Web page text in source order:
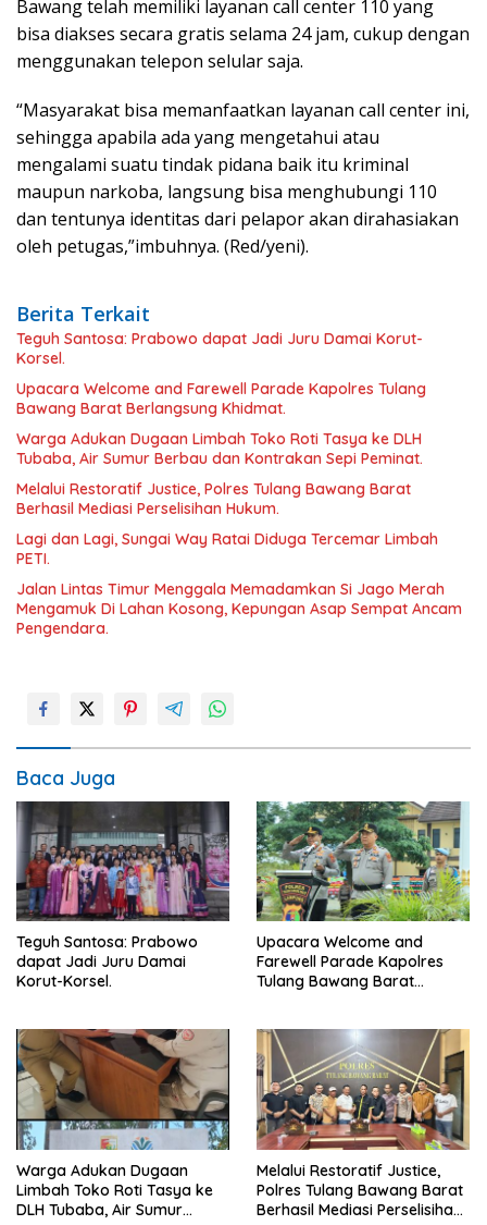
Bawang telah memiliki layanan call center 110 yang
bisa diakses secara gratis selama 24 jam, cukup dengan
menggunakan telepon selular saja.
“Masyarakat bisa memanfaatkan layanan call center ini,
sehingga apabila ada yang mengetahui atau
mengalami suatu tindak pidana baik itu kriminal
maupun narkoba, langsung bisa menghubungi 110
dan tentunya identitas dari pelapor akan dirahasiakan
oleh petugas,”imbuhnya. (Red/yeni).
Berita Terkait
Teguh Santosa: Prabowo dapat Jadi Juru Damai Korut-
Korsel.
Upacara Welcome and Farewell Parade Kapolres Tulang
Bawang Barat Berlangsung Khidmat.
Warga Adukan Dugaan Limbah Toko Roti Tasya ke DLH
Tubaba, Air Sumur Berbau dan Kontrakan Sepi Peminat.
Melalui Restoratif Justice, Polres Tulang Bawang Barat
Berhasil Mediasi Perselisihan Hukum.
Lagi dan Lagi, Sungai Way Ratai Diduga Tercemar Limbah
PETI.
Jalan Lintas Timur Menggala Memadamkan Si Jago Merah
Mengamuk Di Lahan Kosong, Kepungan Asap Sempat Ancam
Pengendara.
Baca Juga
Teguh Santosa: Prabowo
dapat Jadi Juru Damai
Korut-Korsel.
Upacara Welcome and
Farewell Parade Kapolres
Tulang Bawang Barat
Warga Adukan Dugaan
Limbah Toko Roti Tasya ke
DLH Tubaba, Air Sumur
Melalui Restoratif Justice,
Polres Tulang Bawang Barat
Berhasil Mediasi Perselisihan